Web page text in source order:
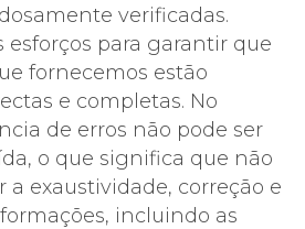
verificadas.
esforços para garantir que
fornecemos estão
e completas. No
de erros não pode ser
o que significa que não
a exaustividade, correção e
incluindo as